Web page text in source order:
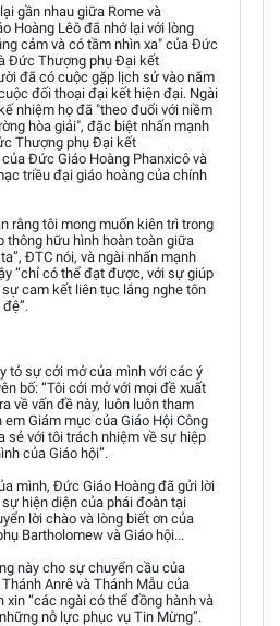
gần nhau giữa Rome và
Hoàng Lêô đã nhớ lại với lòng
cảm và có tầm nhìn xa" của Đức
Đức Thượng phụ Đại kết
đã có cuộc gặp lịch sử vào năm
đối thoại đại kết hiện đại. Ngài
nhiệm họ đã "theo đuổi với niềm
hòa giải", đặc biệt nhấn mạnh
Thượng phụ Đại kết
Đức Giáo Hoàng Phanxicô và
triều đại giáo hoàng của chính
rằng tôi mong muốn kiên trì trong
thông hữu hình hoàn toàn giữa
ĐTC nói, và ngài nhấn mạnh
“chỉ có thể đạt được, với sự giúp
cam kết liên tục lắng nghe tôn
tỏ sự cởi mở của mình với các ý
bố: “Tôi cởi mở với mọi đề xuất
về vấn đề này, luôn luôn tham
Giám mục của Giáo Hội Công
sẻ với tôi trách nhiệm về sự hiệp
của Giáo hội”.
mình, Đức Giáo Hoàng đã gửi lời
hiện diện của phái đoàn tại
lời chào và lòng biết ơn của
Bartholomew và Giáo hội...
này cho sự chuyển cầu của
Anrê và Thánh Mẫu của
xin “các ngài có thể đồng hành và
nỗ lực phục vụ Tin Mừng”.